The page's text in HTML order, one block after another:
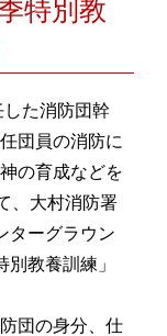
特別教
た消防団幹
団員の消防に
の育成などを
、大村消防署
ターグラウン
教養訓練」
団の身分、仕